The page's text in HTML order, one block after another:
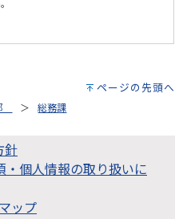
ページの先頭へ
総務課
針
・個人情報の取り扱いに
ップ